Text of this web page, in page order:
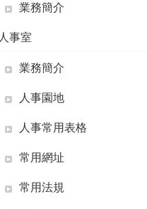
業務簡介
人事室
業務簡介
人事園地
人事常用表格
常用網址
常用法規